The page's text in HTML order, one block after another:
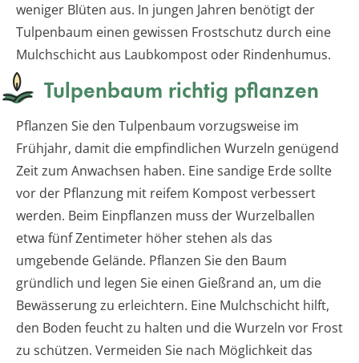
weniger Blüten aus. In jungen Jahren benötigt der
Tulpenbaum einen gewissen Frostschutz durch eine
Mulchschicht aus Laubkompost oder Rindenhumus.
Tulpenbaum richtig pflanzen
Pflanzen Sie den Tulpenbaum vorzugsweise im
Frühjahr, damit die empfindlichen Wurzeln genügend
Zeit zum Anwachsen haben. Eine sandige Erde sollte
vor der Pflanzung mit reifem Kompost verbessert
werden. Beim Einpflanzen muss der Wurzelballen
etwa fünf Zentimeter höher stehen als das
umgebende Gelände. Pflanzen Sie den Baum
gründlich und legen Sie einen Gießrand an, um die
Bewässerung zu erleichtern. Eine Mulchschicht hilft,
den Boden feucht zu halten und die Wurzeln vor Frost
zu schützen. Vermeiden Sie nach Möglichkeit das